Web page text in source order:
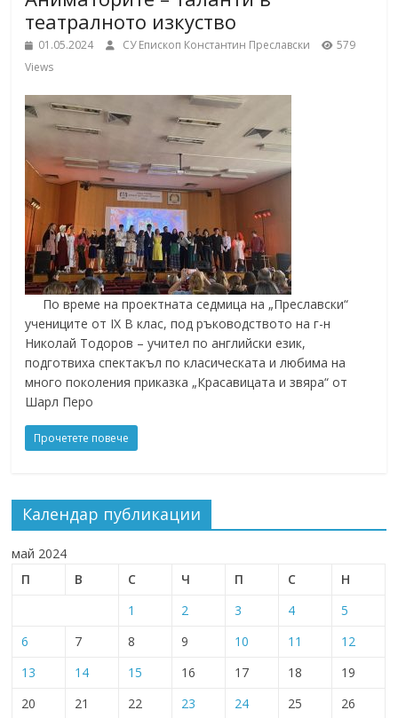
under the Erasmus+ Programme in
Malaga, Spain
School,
Burgas
Средно
училище
"Епископ
Константин
Преславски"
Бургас
театралното изкуство
01.05.2024 СУ Епископ Константин Преславски
579
Views
По време на проектната седмица на „Преславски“
учениците от IX В клас, под ръководството на г-н
Николай Тодоров – учител по английски език,
подготвиха спектакъл по класическата и любима на
много поколения приказка „Красавицата и звяра“ от
Шарл Перо
Прочетете повече
Календар публикации
май 2024
П
В С Ч П С
Н
1
2 3 4
5
6
7 8 9 10 11
12
13
14 15 16 17 18
19
20
21 22 23 24 25
26